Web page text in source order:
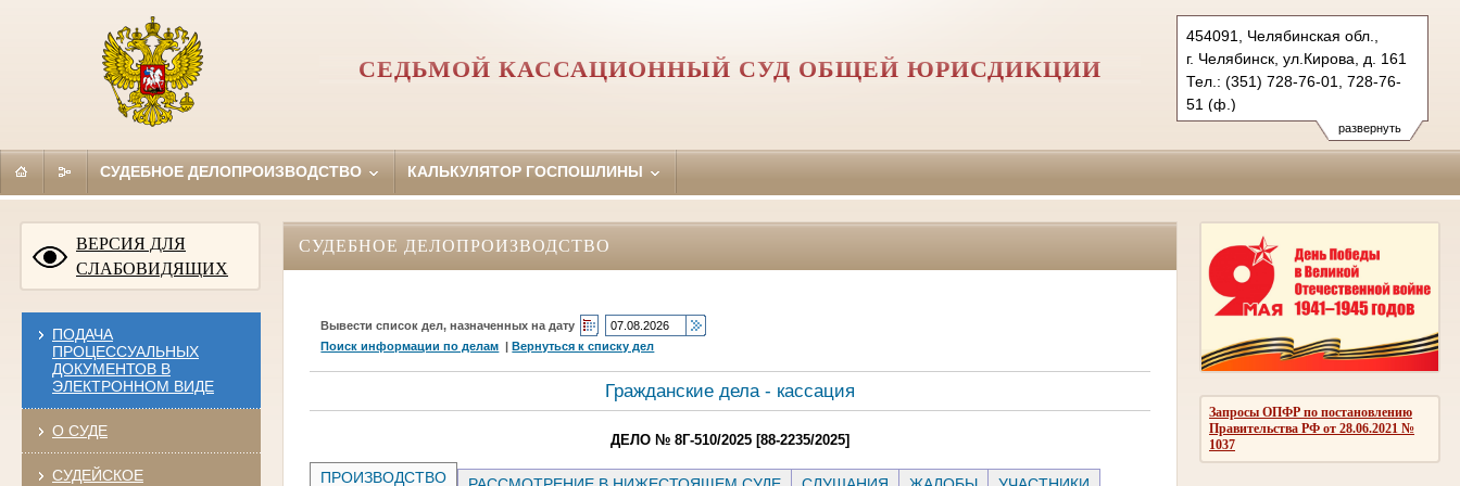
развернуть
454091, Челябинская обл.,
г. Челябинск, ул.Кирова, д. 161
Тел.: (351) 728-76-01, 728-76-
51 (ф.)
СЕДЬМОЙ КАССАЦИОННЫЙ СУД ОБЩЕЙ ЮРИСДИКЦИИ
СУДЕБНОЕ ДЕЛОПРОИЗВОДСТВО КАЛЬКУЛЯТОР ГОСПОШЛИНЫ
ВЕРСИЯ ДЛЯ
СЛАБОВИДЯЩИХ
ПОДАЧА
ПРОЦЕССУАЛЬНЫХ
ДОКУМЕНТОВ В
ЭЛЕКТРОННОМ ВИДЕ
О СУДЕ
СУДЕЙСКОЕ
Запросы ОПФР по постановлению
Правительства РФ от 28.06.2021 №
1037
СУДЕБНОЕ ДЕЛОПРОИЗВОДСТВО
Вывести список дел, назначенных на дату
Поиск информации по делам |Вернуться к списку дел
Гражданские дела - кассация
ДЕЛО № 8Г-510/2025 [88-2235/2025]
ПРОИЗВОДСТВО